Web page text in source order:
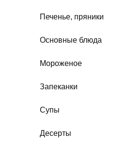
Печенье, пряники
Основные блюда
Мороженое
Запеканки
Супы
Десерты